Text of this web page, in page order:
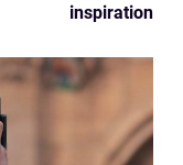
inspiration